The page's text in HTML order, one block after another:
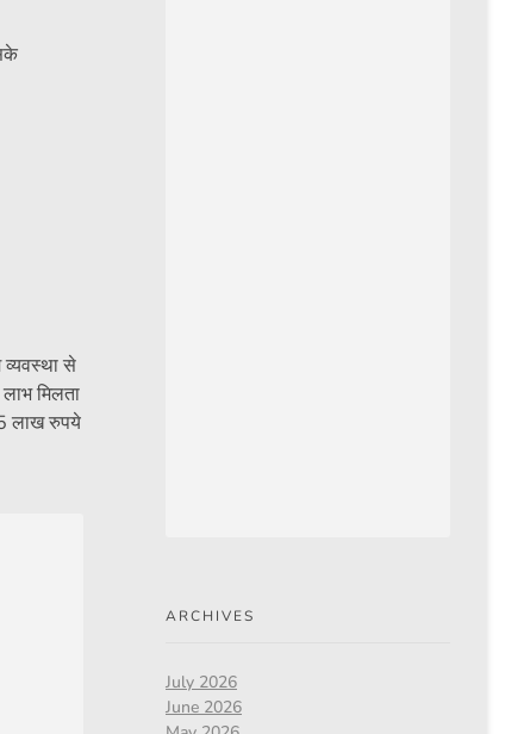
से
मिलता
लाख रुपये
ARCHIVES
July 2026
June 2026